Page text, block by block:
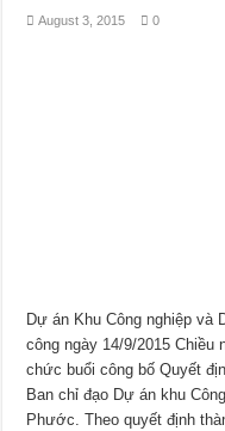
August 3, 2015 0
Dự án Khu Công nghiệp
công ngày 14/9/2015
chức buổi công bố Quyết
Ban chỉ đạo Dự án khu
Phước. Theo quyết định